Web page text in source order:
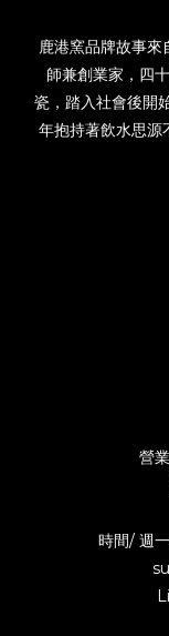
鹿港窯品牌故事
師兼創業家，四
瓷，踏入社會後開
年抱持著飲水思源
營
時間/ 週